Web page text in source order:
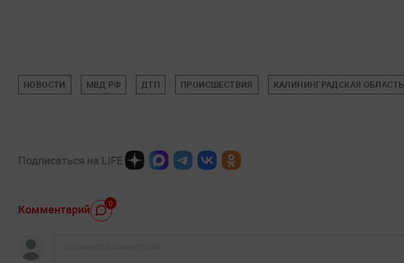
НОВОСТИ МВД РФ ДТП ПРОИСШЕСТВИЯ КАЛИНИНГРАДСКАЯ ОБЛАСТЬ
Подписаться на LIFE
Комментарий 0